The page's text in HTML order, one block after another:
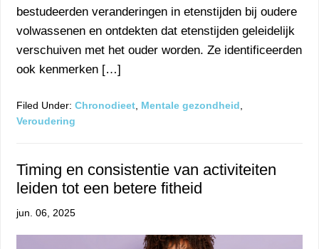
bestudeerden veranderingen in etenstijden bij oudere
volwassenen en ontdekten dat etenstijden geleidelijk
verschuiven met het ouder worden. Ze identificeerden
ook kenmerken […]
Filed Under:Chronodieet Mentale gezondheid
Veroudering
Timing en consistentie van activiteiten
leiden tot een betere fitheid
jun. 06, 2025